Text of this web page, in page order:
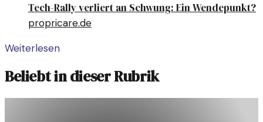
Tech-Rally verliert an Schwung: Ein Wendepunkt?
propricare.de
Weiterlesen
Beliebt in dieser Rubrik